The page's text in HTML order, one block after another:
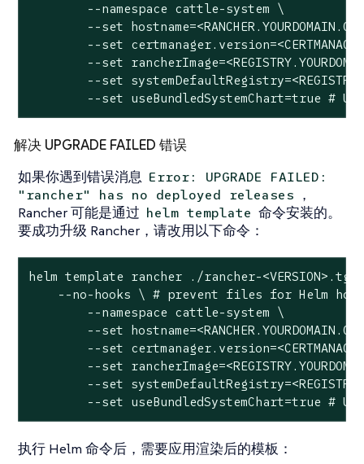
--set useBundledSystemChart=true #
解决 UPGRADE FAILED 错误
如果你遇到错误消息 Error: UPGRADE FAILED:
"rancher" has no deployed releases ，
Rancher 可能是通过 helm template 命令安装的。
要成功升级 Rancher，请改用以下命令：
helm template rancher ./rancher-
--no-hooks \ # prevent files for Helm
--set useBundledSystemChart=true #
执行 Helm 命令后，需要应用渲染后的模板：